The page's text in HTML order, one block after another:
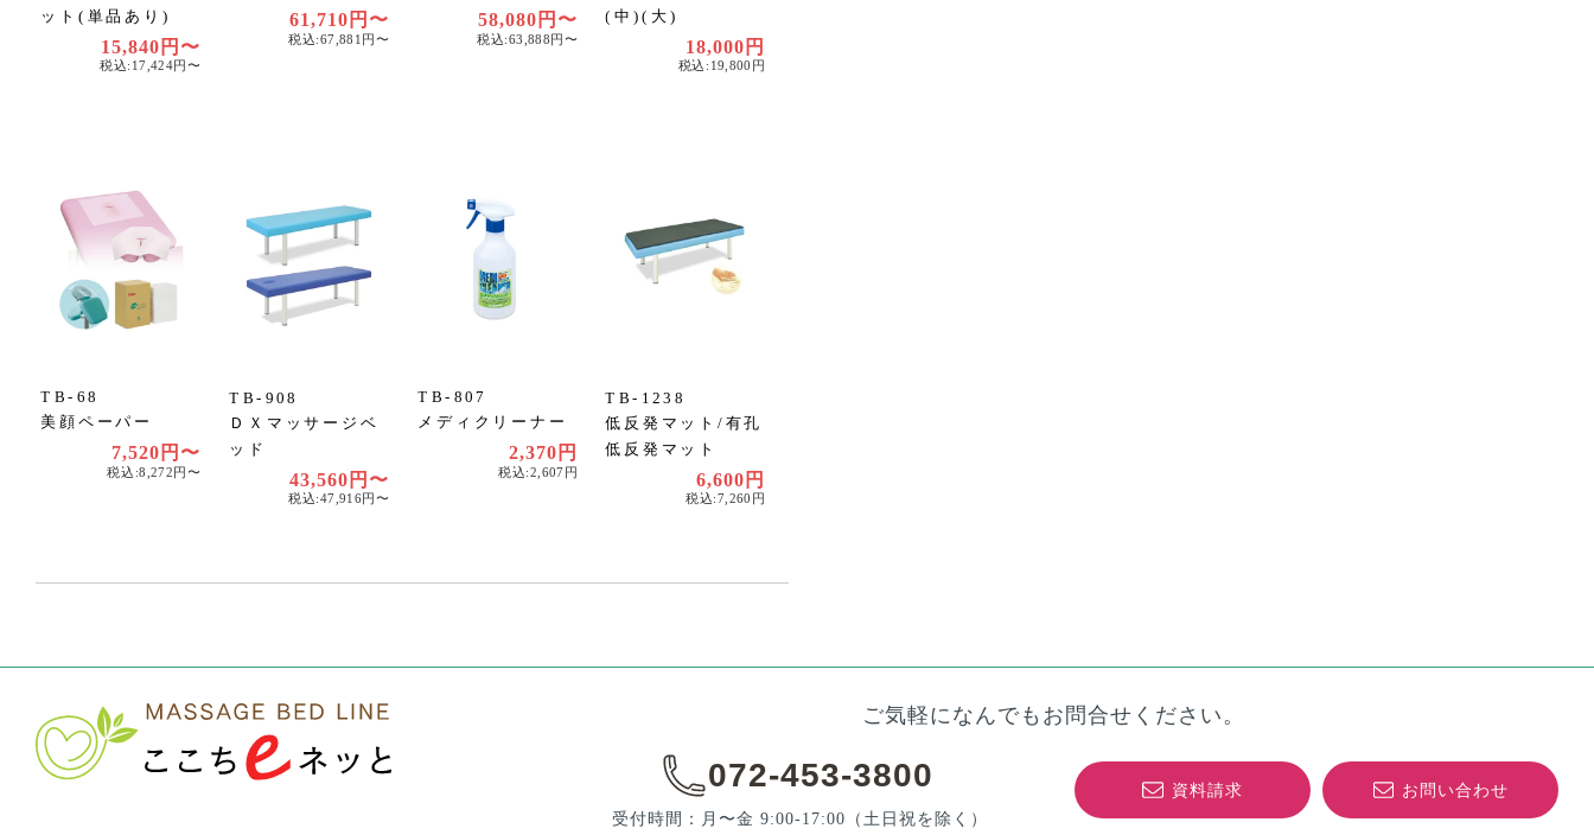
ット(単品あり)
15,840円〜
税込:17,424円〜
61,710円〜
税込:67,881円〜
58,080円〜
税込:63,888円〜
(中)(大)
18,000円
税込:19,800円
TB-68
美顔ペーパー
7,520円〜
税込:8,272円〜
TB-908
ＤＸマッサージベ
ッド
43,560円〜
税込:47,916円〜
TB-807
メディクリーナー
2,370円
税込:2,607円
TB-1238
低反発マット/有孔
低反発マット
6,600円
税込:7,260円
ご気軽になんでもお問合せください。
072-453-3800
受付時間：月〜金 9:00-17:00 （土日祝を除く）
資料請求 お問い合わせ